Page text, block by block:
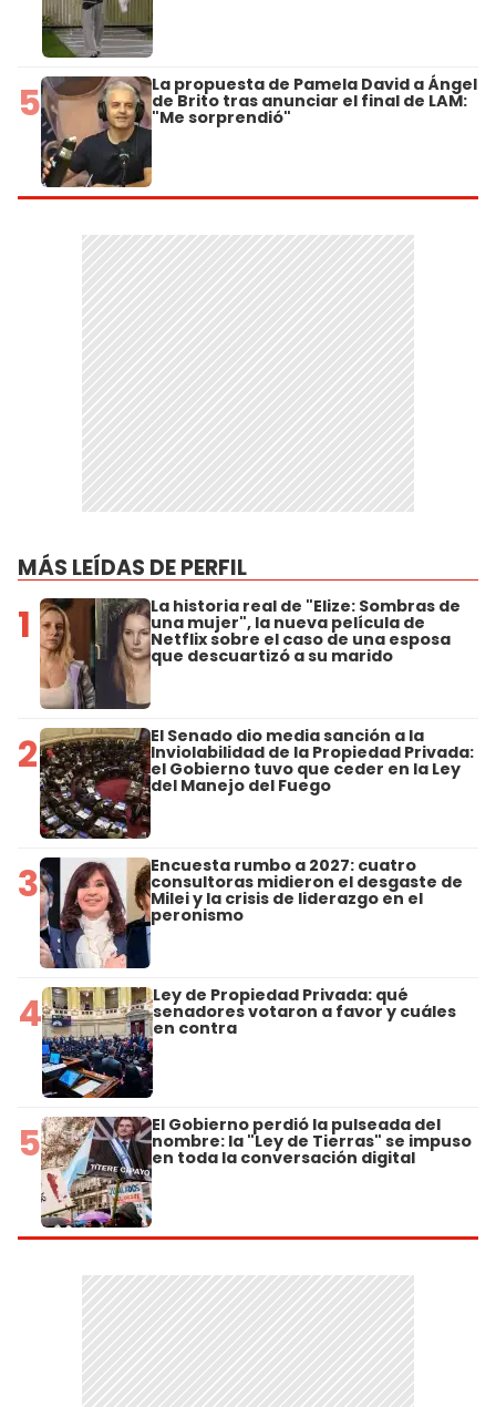
5 La propuesta de Pamela David a Ángel
de Brito tras anunciar el final de LAM:
"Me sorprendió"
MÁS LEÍDAS DE PERFIL
1 La historia real de "Elize: Sombras de
una mujer", la nueva película de
Netflix sobre el caso de una esposa
que descuartizó a su marido
2 El Senado dio media sanción a la
Inviolabilidad de la Propiedad Privada:
el Gobierno tuvo que ceder en la Ley
del Manejo del Fuego
3 Encuesta rumbo a 2027: cuatro
consultoras midieron el desgaste de
Milei y la crisis de liderazgo en el
peronismo
4 Ley de Propiedad Privada: qué
senadores votaron a favor y cuáles
en contra
5 El Gobierno perdió la pulseada del
nombre: la "Ley de Tierras" se impuso
en toda la conversación digital